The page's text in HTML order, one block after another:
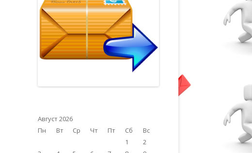
Август 2026
Пн
Вт Ср Чт Пт Сб
Вс
1
2